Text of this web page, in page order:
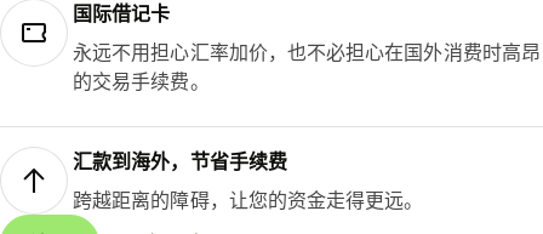
国际借记卡
永远不用担心汇率加价，也不必担心在国外消费时高昂
的交易手续费。
汇款到海外，节省手续费
跨越距离的障碍，让您的资金走得更远。